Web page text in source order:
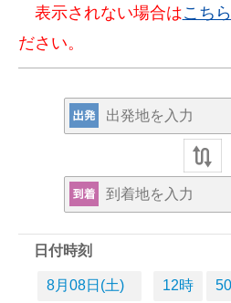
表示されない場合はこちら
ださい。